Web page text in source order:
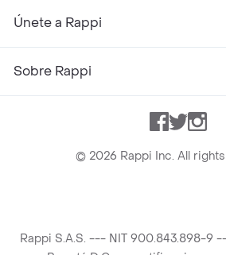
Únete a Rappi
Sobre Rappi
Facebook
Twitter
© 2026 Rappi Inc. All
Rappi S.A.S. --- NIT 900.843.898-9